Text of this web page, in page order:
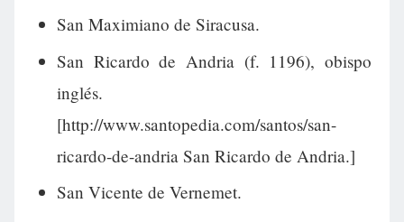
San Maximiano de Siracusa.
San Ricardo de Andria (f. 1196), obispo
inglés.
[http://www.santopedia.com/santos/san-
ricardo-de-andria San Ricardo de Andria.]
San Vicente de Vernemet.